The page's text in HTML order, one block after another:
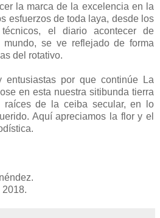
la marca de la excelencia en la
esfuerzos de toda laya, desde los
el diario acontecer de
se ve reflejado de forma
del rotativo.
entusiastas por que continúe La
en esta nuestra sitibunda tierra
raíces de la ceiba secular, en lo
Aquí apreciamos la flor y el
2018.